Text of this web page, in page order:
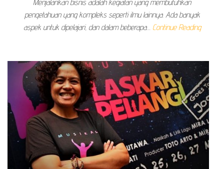
Menjalankan bisnis adalah kegiatan yang membutuhkan
pengetahuan yang kompleks seperti ilmu lainnya. Ada banyak
aspek untuk dipelajari, dan dalam beberapa… Continue Reading